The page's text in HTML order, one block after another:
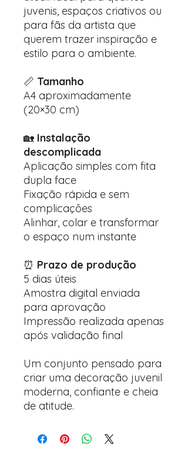
juvenis, espaços criativos ou
para fãs da artista que
querem trazer inspiração e
estilo para o ambiente.
📏 Tamanho
A4 aproximadamente
(20×30 cm)
🏡 Instalação
descomplicada
Aplicação simples com fita
dupla face
Fixação rápida e sem
complicações
Alinhar, colar e transformar
o espaço num instante
⏰ Prazo de produção
5 dias úteis
Amostra digital enviada
para aprovação
Impressão realizada apenas
após validação final
Um conjunto pensado para
criar uma decoração juvenil
moderna, confiante e cheia
de atitude.